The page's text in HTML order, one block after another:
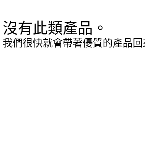
沒有此類產品。
我們很快就會帶著優質的產品